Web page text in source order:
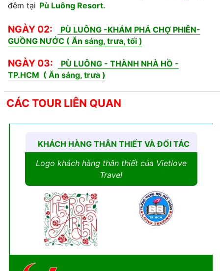
đêm tại Pù Luông Resort.
NGÀY 02:
PÙ LUÔNG -KHÁM PHÁ CHỢ PHIÊN-
GUỒNG NƯỚC ( Ăn sáng, trưa, tối )
NGÀY 03:
PÙ LUÔNG - THÀNH NHÀ HỒ -
TP.HCM ( Ăn sáng, trưa )
CÁC TOUR LIÊN QUAN
KHÁCH HÀNG THÂN THIẾT VÀ ĐỐI TÁC
Logo khách hàng thân thiết của Vietlove
Travel